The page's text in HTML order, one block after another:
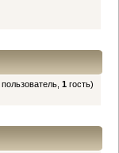
пользователь,1 гость)